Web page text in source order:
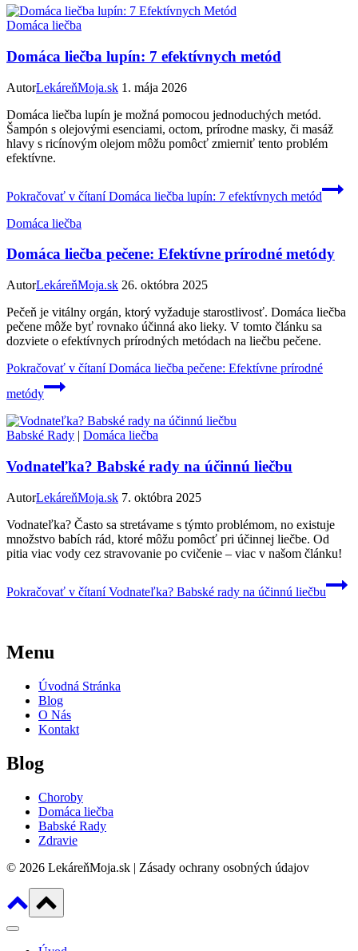
Domáca liečba
Domáca liečba lupín: 7 efektívnych metód
AutorLekáreňMoja.sk 1. mája 2026
Domáca liečba lupín je možná pomocou jednoduchých metód.
Šampón s olejovými esenciami, octom, prírodne masky, či masáž
hlavy s ricínovým olejom môžu pomôcť zmierniť tento problém
efektívne.
Pokračovať v čítaníDomáca liečba lupín: 7 efektívnych metód
Domáca liečba
Domáca liečba pečene: Efektívne prírodné metódy
AutorLekáreňMoja.sk 26. októbra 2025
Pečeň je vitálny orgán, ktorý vyžaduje starostlivosť. Domáca liečba
pečene môže byť rovnako účinná ako lieky. V tomto článku sa
dozviete o efektívnych prírodných metódach na liečbu pečene.
Pokračovať v čítaníDomáca liečba pečene: Efektívne prírodné
metódy
Babské Rady | Domáca liečba
Vodnateľka? Babské rady na účinnú liečbu
AutorLekáreňMoja.sk 7. októbra 2025
Vodnateľka? Často sa stretávame s týmto problémom, no existuje
množstvo babích rád, ktoré môžu pomôcť pri účinnej liečbe. Od
pitia viac vody cez stravovanie po cvičenie – viac v našom článku!
Pokračovať v čítaníVodnateľka? Babské rady na účinnú liečbu
Menu
Úvodná Stránka
Blog
O Nás
Kontakt
Blog
Choroby
Domáca liečba
Babské Rady
Zdravie
© 2026 LekáreňMoja.sk | Zásady ochrany osobných údajov